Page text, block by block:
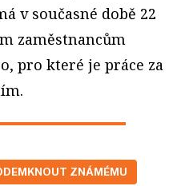
v současné době 22
zaměstnancům
pro které je práce za
ZNÁMÉMU